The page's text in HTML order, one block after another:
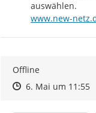
https://
www.new-
Offline
Zeitpunkt des
Zeitpunkt des
6. Mai um 11:55